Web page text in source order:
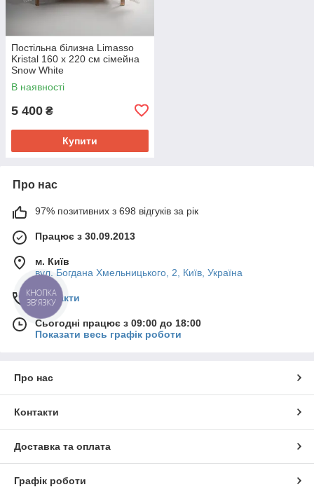
Постільна білизна Limasso
Kristal 160 х 220 см сімейна
Snow White
В наявності
5 400 ₴
Купити
Про нас
97% позитивних з 698 відгуків за рік
Працює з 30.09.2013
м. Київ
вул. Богдана Хмельницького, 2, Київ, Україна
Контакти
Сьогодні працює з 09:00 до 18:00
Показати весь графік роботи
Про нас
Контакти
Доставка та оплата
Графік роботи
КНОПКА
ЗВ'ЯЗКУ